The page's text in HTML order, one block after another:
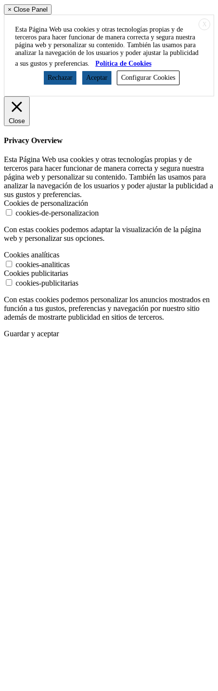
× Close Panel
X
Esta Página Web usa cookies y otras tecnologías propias y de
terceros para hacer funcionar de manera correcta y segura nuestra
página web y personalizar su contenido. También las usamos para
analizar la navegación de los usuarios y poder ajustar la publicidad
a sus gustos y preferencias.
Política de Cookies
Rechazar
Aceptar Configurar Cookies
Close
Privacy Overview
Esta Página Web usa cookies y otras tecnologías propias y de
terceros para hacer funcionar de manera correcta y segura nuestra
página web y personalizar su contenido. También las usamos para
analizar la navegación de los usuarios y poder ajustar la publicidad a
sus gustos y preferencias.
Cookies de personalización
cookies-de-personalizacion
Con estas cookies podemos adaptar la visualización de la página
web y personalizar sus opciones.
Cookies analíticas
cookies-analiticas
Cookies publicitarias
cookies-publicitarias
Con estas cookies podemos personalizar los anuncios mostrados en
función a tus gustos, preferencias y navegación por nuestro sitio
además de mostrarte publicidad en sitios de terceros.
Guardar y aceptar